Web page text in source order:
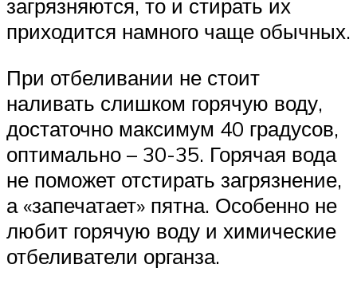
загрязняются, то и стирать их
приходится намного чаще обычных.
При отбеливании не стоит
наливать слишком горячую воду,
достаточно максимум 40 градусов,
оптимально – 30-35. Горячая вода
не поможет отстирать загрязнение,
а «запечатает» пятна. Особенно не
любит горячую воду и химические
отбеливатели органза.